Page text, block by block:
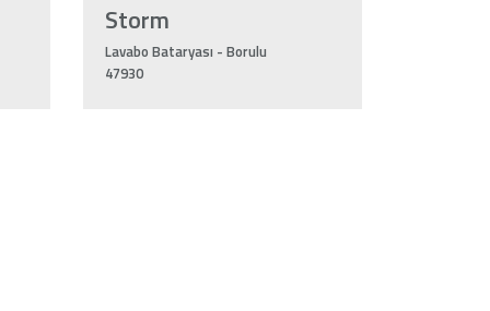
Storm
Lavabo Bataryası - Borulu
47930